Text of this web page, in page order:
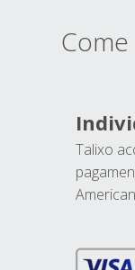
Talixo